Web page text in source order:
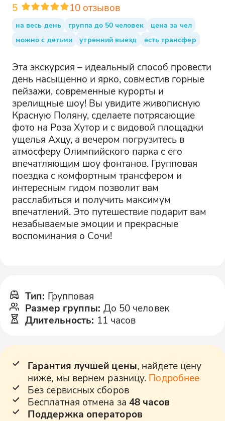
5
10 отзывов
на весь день группа до 50 человек
цена за чел
можно с детьми
утренний выезд есть трансфер
Эта экскурсия – идеальный способ провести
день насыщенно и ярко, совместив горные
пейзажи, современные курорты и
зрелищные шоу! Вы увидите живописную
Красную Поляну, сделаете потрясающие
фото на Роза Хутор и с видовой площадки
ущелья Ахцу, а вечером погрузитесь в
атмосферу Олимпийского парка с его
впечатляющим шоу фонтанов. Групповая
поездка с комфортным трансфером и
интересным гидом позволит вам
расслабиться и получить максимум
впечатлений. Это путешествие подарит вам
незабываемые эмоции и прекрасные
воспоминания о Сочи!
Тип: Групповая
Размер группы: До 50 человек
Длительность: 11 часов
Гарантия лучшей цены, найдете цену
ниже, мы вернем разницу. Подробнее
Без сервисных сборов
Бесплатная отмена за 48 часов
Поддержка операторов